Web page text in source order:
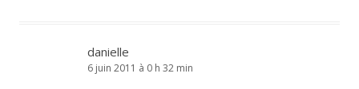
danielle
6 juin 2011 à 0 h 32 min